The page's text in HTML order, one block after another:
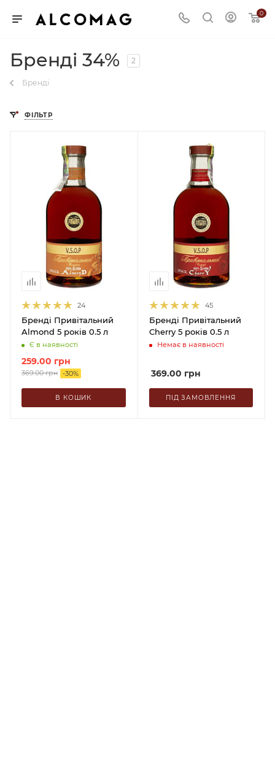
0
Бренді 34% 2
Бренді
ФІЛЬТР
24
Бренді Привітальний
Almond 5 років 0.5 л
Є в наявності
259.00 грн
369.00грн -30%
В КОШИК
45
Бренді Привітальний
Cherry 5 років 0.5 л
Немає в наявності
369.00 грн
ПІД ЗАМОВЛЕННЯ